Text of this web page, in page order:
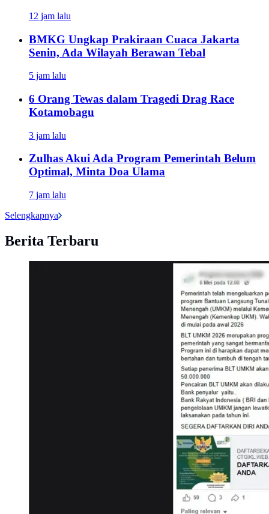
12 jam lalu
BMKG Ungkap Prakiraan Cuaca Jakarta
Senin, Ada Wilayah Berawan Tebal
5 jam lalu
6 Orang Tewas dalam Tragedi Drag Race
Kotamobagu
3 jam lalu
Zulhas Akui Ada Program Pemerintah Belum
Optimal, Minta Doa Ulama
7 jam lalu
Selengkapnya
Berita Terbaru